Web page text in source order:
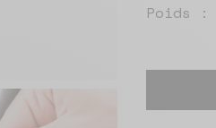
Poids :